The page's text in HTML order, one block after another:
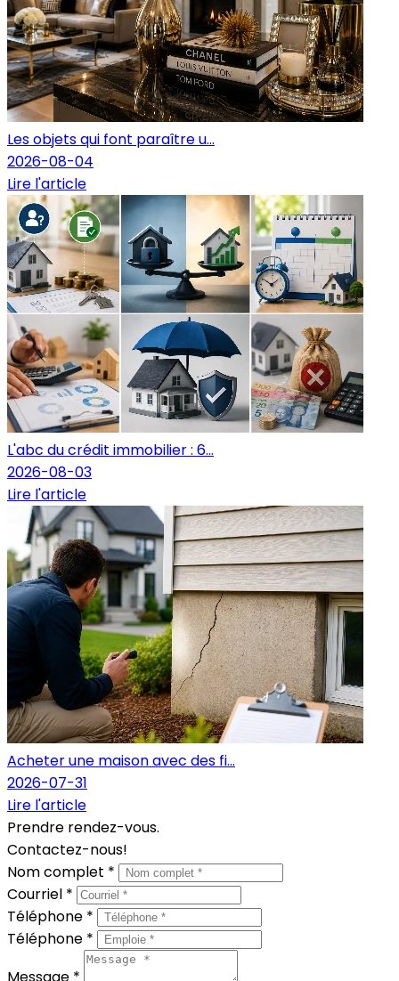
Les objets qui font paraître u...
2026-08-04
Lire l'article
L'abc du crédit immobilier : 6...
2026-08-03
Lire l'article
Acheter une maison avec des fi...
2026-07-31
Lire l'article
Prendre rendez-vous.
Contactez-nous!
Nom complet *
Courriel *
Téléphone *
Téléphone *
Message *